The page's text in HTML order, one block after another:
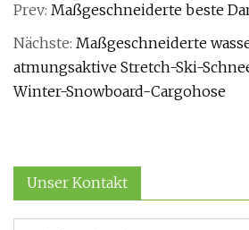
Prev: Maßgeschneiderte beste
Nächste: Maßgeschneiderte
atmungsaktive Stretch-Ski-
Winter-Snowboard-Cargohose
Unser Kontakt